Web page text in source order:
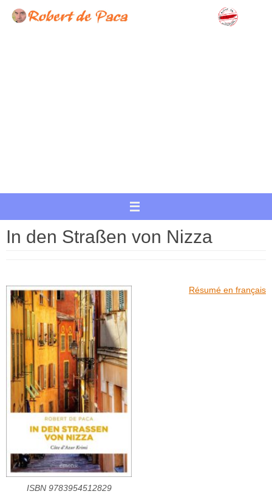
Inhalt
In den Straßen von Nizza
ISBN 9783954512829
Résumé en français